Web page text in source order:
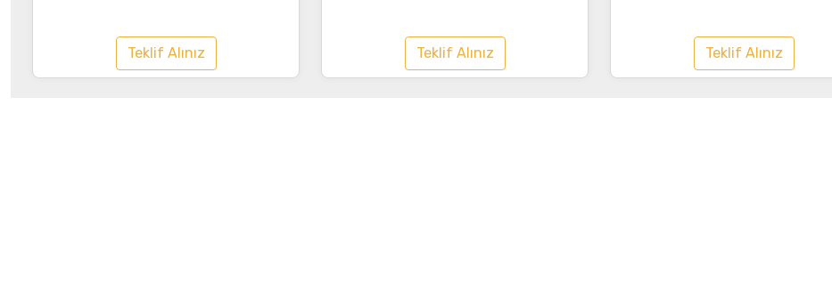
Teklif Alınız Teklif Alınız Teklif Alınız